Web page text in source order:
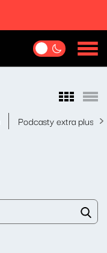
Podcasty extra plus